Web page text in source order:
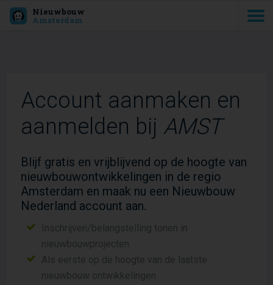
Nieuwbouw
Amsterdam
Account aanmaken en
aanmelden bij AMST
Blijf gratis en vrijblijvend op de hoogte van
nieuwbouwontwikkelingen in de regio
Amsterdam en maak nu een Nieuwbouw
Nederland account aan.
Inschrijven/belangstelling tonen in
nieuwbouwprojecten
Als eerste op de hoogte van de laatste
nieuwbouw ontwikkelingen